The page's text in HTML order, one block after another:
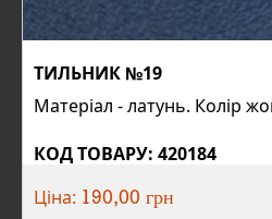
ТИЛЬНИК №19
Матеріал - латунь. Колір
КОД ТОВАРУ: 420184
Ціна: 190,00 грн